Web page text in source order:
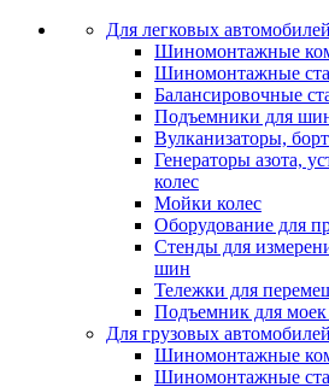
Для легковых автомобилей
Шиномонтажные
Шиномонтажные
Балансировочные
Подъемники для
Вулканизаторы,
Генераторы азота,
колес
Мойки колес
Оборудование для
Стенды для
шин
Тележки для
Подъемник для моек
Для грузовых автомобилей
Шиномонтажные
Шиномонтажные